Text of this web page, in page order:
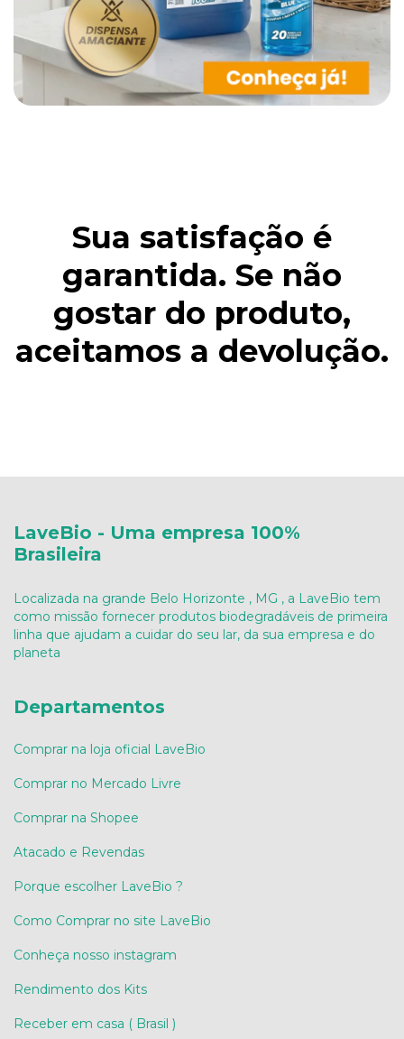
Sua satisfação é
garantida. Se não
gostar do produto,
aceitamos a devolução.
LaveBio - Uma empresa 100%
Brasileira
Localizada na grande Belo Horizonte , MG , a LaveBio tem
como missão fornecer produtos biodegradáveis de primeira
linha que ajudam a cuidar do seu lar, da sua empresa e do
planeta
Departamentos
Comprar na loja oficial LaveBio
Comprar no Mercado Livre
Comprar na Shopee
Atacado e Revendas
Porque escolher LaveBio ?
Como Comprar no site LaveBio
Conheça nosso instagram
Rendimento dos Kits
Receber em casa ( Brasil )